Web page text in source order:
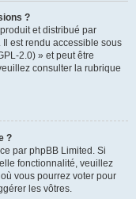
?
et distribué par
est rendu accessible sous
2.0) » et peut être
consulter la rubrique
?
par phpBB Limited. Si
fonctionnalité, veuillez
vous pourrez voter pour
les vôtres.